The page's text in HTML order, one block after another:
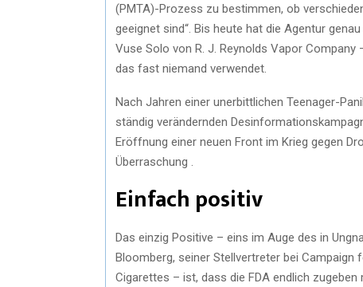
(PMTA)-Prozess zu bestimmen, ob
geeignet sind“. Bis heute hat die Agentur
Vuse Solo von R. J. Reynolds Vapor
das fast niemand verwendet.
Nach Jahren einer unerbittlichen Teenager-
ständig verändernden
Eröffnung einer neuen Front im Krieg gegen
Überraschung .
Einfach positiv
Das einzig Positive – eins im Auge des in
Bloomberg, seiner Stellvertreter bei Campaign
Cigarettes – ist, dass die FDA endlich